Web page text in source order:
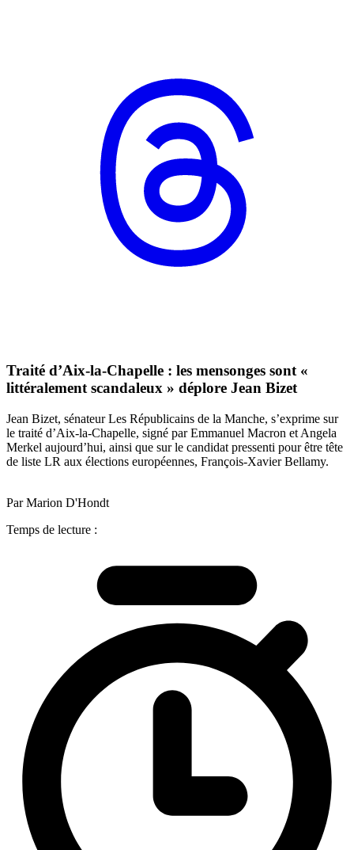
Traité d’Aix-la-Chapelle : les mensonges sont «
littéralement scandaleux » déplore Jean Bizet
Jean Bizet, sénateur Les Républicains de la Manche, s’exprime sur
le traité d’Aix-la-Chapelle, signé par Emmanuel Macron et Angela
Merkel aujourd’hui, ainsi que sur le candidat pressenti pour être tête
de liste LR aux élections européennes, François-Xavier Bellamy.
Par Marion D'Hondt
Temps de lecture :